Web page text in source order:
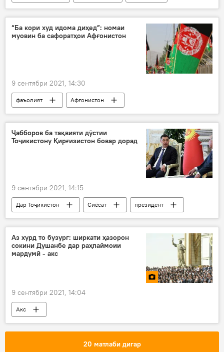
террор
гурӯҳи террористии "Толибон"
“Ба кори худ идома диҳед”: номаи
муовин ба сафоратҳои Афғонистон
9 сентябри 2021, 14:30
фаъолият
Афғонистон
Осиёи Марказӣ
сафоратхона
Ҷабборов ба тақвияти дӯстии
Тоҷикистону Қирғизистон бовар дорад
9 сентябри 2021, 14:15
Дар Тоҷикистон Сиёсат
президент
Эмомалӣ Раҳмон
табрикот
Аз хурд то бузург: ширкати ҳазорон
сокини Душанбе дар раҳпаймоии
мардумӣ - акс
9 сентябри 2021, 14:04
Акс
20 матлаби дигар